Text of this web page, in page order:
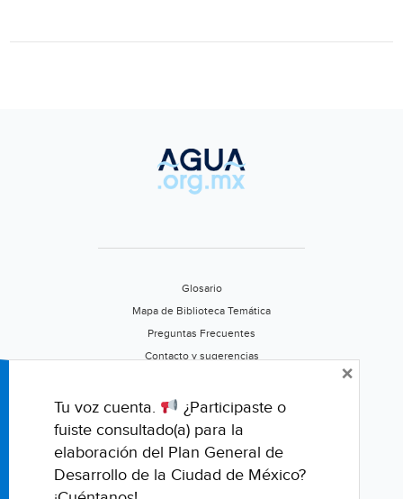
Glosario
Mapa de Biblioteca Temática
Preguntas Frecuentes
Contacto y sugerencias
Califica este portal
Tu voz cuenta.
¿Participaste o
fuiste consultado(a) para la
elaboración del Plan General de
Desarrollo de la Ciudad de México?
×